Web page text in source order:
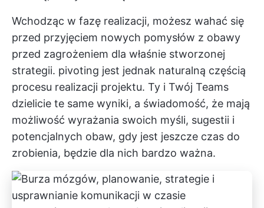
Wchodząc w fazę realizacji, możesz wahać się
przed przyjęciem nowych pomysłów z obawy
przed zagrożeniem dla właśnie stworzonej
strategii. pivoting jest jednak naturalną częścią
procesu realizacji projektu. Ty i Twój Teams
dzielicie te same wyniki, a świadomość, że mają
możliwość wyrażania swoich myśli, sugestii i
potencjalnych obaw, gdy jest jeszcze czas do
zrobienia, będzie dla nich bardzo ważna.